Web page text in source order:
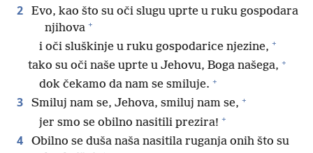
2
Evo, kao što su oči slugu uprte u ruku gospodara
njihova +
i oči sluškinje u ruku gospodarice njezine, +
tako su oči naše uprte u Jehovu, Boga našega, +
dok čekamo da nam se smiluje. +
3 Smiluj nam se, Jehova, smiluj nam se, +
jer smo se obilno nasitili prezira! +
4
Obilno se duša naša nasitila ruganja onih što su